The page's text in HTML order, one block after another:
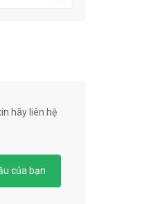
hãy liên hệ
của bạn